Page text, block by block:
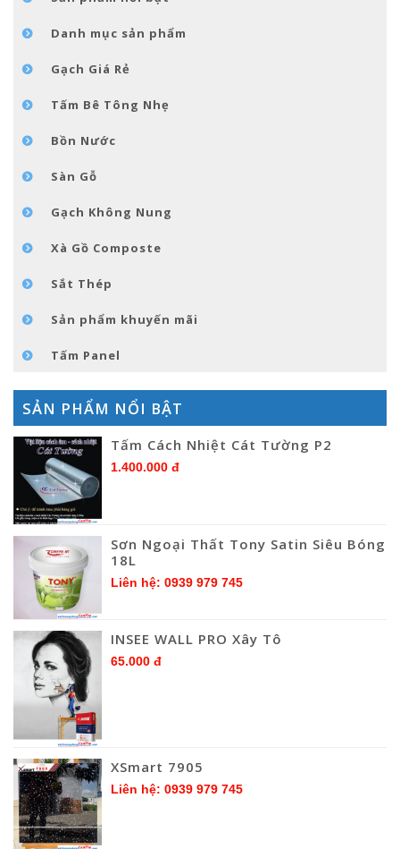
LIÊN HỆDanh mục sản phẩm
Gạch Giá Rẻ
Tấm Bê Tông Nhẹ
Bồn Nước
Sàn Gỗ
Gạch Không Nung
Xà Gồ Composte
Sắt Thép
Sản phẩm khuyến mãi
Tấm Panel
SẢN PHẨM NỔI BẬT
Tấm Cách Nhiệt Cát Tường P2
1.400.000 đ
Sơn Ngoại Thất Tony Satin Siêu Bóng
18L
Liên hệ: 0939 979 745
INSEE WALL PRO Xây Tô
65.000 đ
XSmart 7905
Liên hệ: 0939 979 745